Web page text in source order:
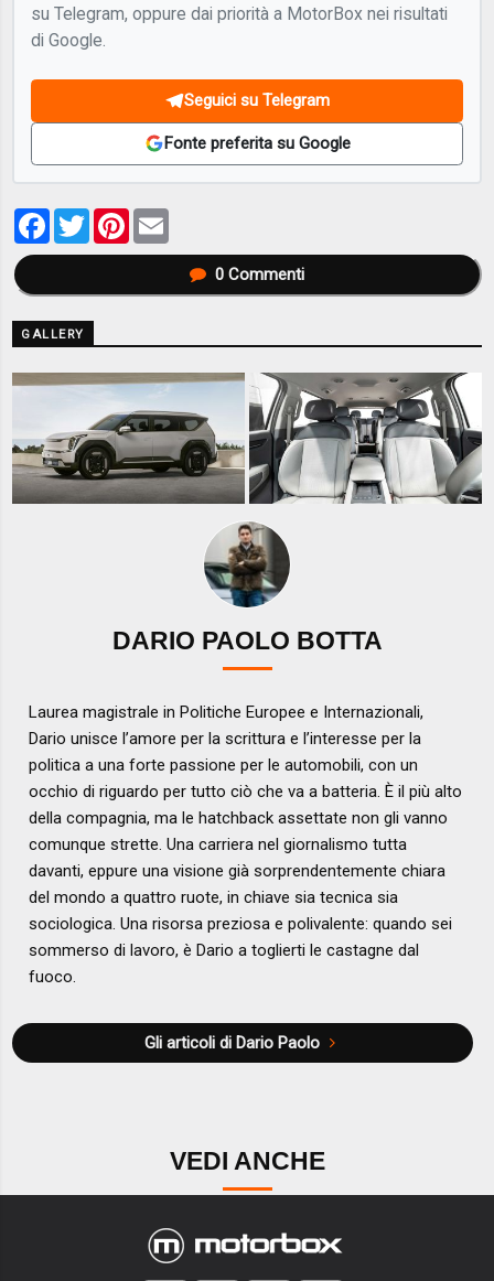
su Telegram, oppure dai priorità a MotorBox nei risultati
di Google.
Seguici su Telegram
Fonte preferita su Google
Facebook
TwitterPinterest
0Commenti
GALLERY
DARIO PAOLO BOTTA
Laurea magistrale in Politiche Europee e Internazionali,
Dario unisce l’amore per la scrittura e l’interesse per la
politica a una forte passione per le automobili, con un
occhio di riguardo per tutto ciò che va a batteria. È il più alto
della compagnia, ma le hatchback assettate non gli vanno
comunque strette. Una carriera nel giornalismo tutta
davanti, eppure una visione già sorprendentemente chiara
del mondo a quattro ruote, in chiave sia tecnica sia
sociologica. Una risorsa preziosa e polivalente: quando sei
sommerso di lavoro, è Dario a toglierti le castagne dal
fuoco.
Gli articoli di Dario Paolo
VEDI ANCHE